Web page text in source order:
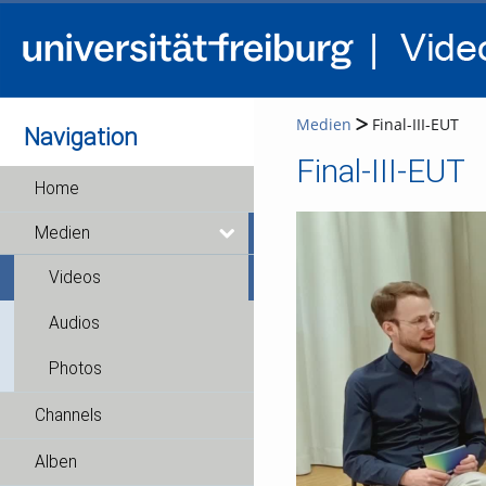
Navigation
Home
Medien
Videos
Audios
Photos
Channels
Alben
Medien Final-III-EUT
Final-III-EUT